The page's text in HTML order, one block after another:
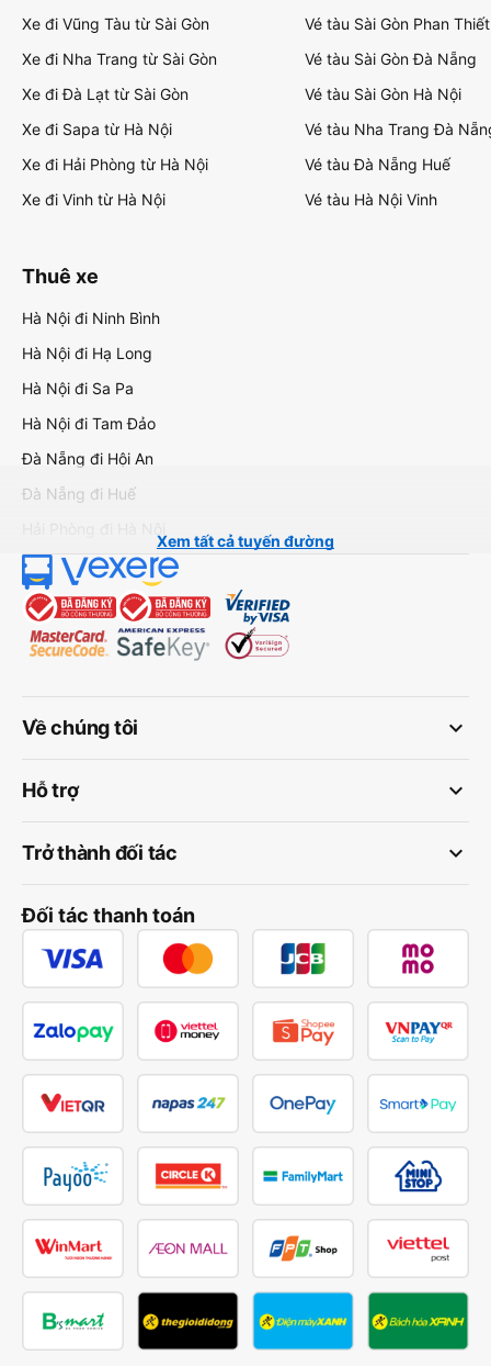
Xe đi Vũng Tàu từ Sài Gòn
Xe đi Nha Trang từ Sài Gòn
Xe đi Đà Lạt từ Sài Gòn
Xe đi Sapa từ Hà Nội
Xe đi Hải Phòng từ Hà Nội
Xe đi Vinh từ Hà Nội
Vé tàu Sài Gòn Phan Thiết
Vé tàu Sài Gòn Đà Nẵng
Vé tàu Sài Gòn Hà Nội
Vé tàu Nha Trang Đà
Vé tàu Đà Nẵng Huế
Vé tàu Hà Nội Vinh
Thuê xe
Hà Nội đi Ninh Bình
Hà Nội đi Hạ Long
Hà Nội đi Sa Pa
Hà Nội đi Tam Đảo
Đà Nẵng đi Hội An
Đà Nẵng đi Huế
Xem tất cả tuyến đường
keyboard_arrow_down
Về chúng tôi
keyboard_arrow_down
Hỗ trợ
keyboard_arrow_down
Trở thành đối tác
Đối tác thanh toán